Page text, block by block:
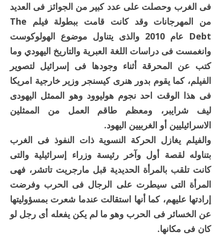
فى الغرب وحصلت على عدد كبير من الجوائز فى العديد
من المهرجانات وقد كانت قامت ببطولة فيلم The
Debt عام 2010 والذى يتناول موضوع الهولوكوست
وانغمست فى دراسات اللغة العبرية والتاريخ اليهودي وما
كتب عن المحرقة أثناء وجودها فى إسرائيل لتصوير
الفيلم، كما يقوم بدور هنرى كيسنجر وزير خارجية امريكا
فى هذا الوقت احد نجوم هوليوود وهو الممثل اليهودى
ليف شرايبر، ومعظم طاقم العمل من الممثلين
الاسرائيليين أو الغربيين اليهود.
والفيلم يغازل الحركة النسوية ذات النفوذ فى الغرب
بتناوله لقصة أول وآخر رئيسة وزراء إسرائيلية والتى
كانت تلقب بالمرأة الحديدية قبل مارجريت تاتشر، فهى
المرأة التى سيطرت على الرجال فى الحرب وفرضت
إرادتها عليهم، كما أنها استقالت عندما شعرت بمسؤوليتها
عن الخسائر فى الحرب وهو ما لم يكن يفعله أى رجل لو
كان فى مكانها.